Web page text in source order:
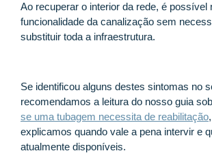
Ao recuperar o interior da rede, é possível
funcionalidade da canalização sem
substituir toda a infraestrutura.
Se identificou alguns destes sintomas no
recomendamos a leitura do nosso guia
se uma tubagem necessita de reabilitação
explicamos quando vale a pena intervir e
atualmente disponíveis.